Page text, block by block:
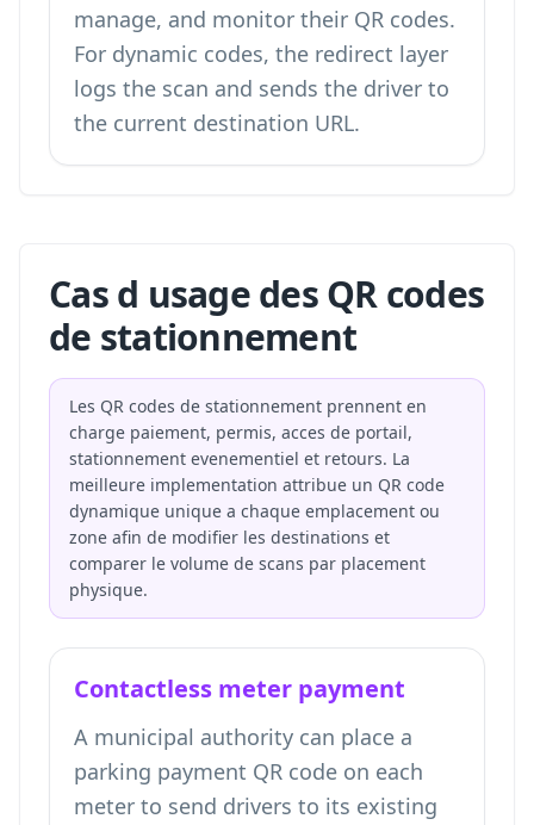
manage, and monitor their QR codes.
For dynamic codes, the redirect layer
logs the scan and sends the driver to
the current destination URL.
Cas d usage des QR codes
de stationnement
Les QR codes de stationnement prennent en
charge paiement, permis, acces de portail,
stationnement evenementiel et retours. La
meilleure implementation attribue un QR code
dynamique unique a chaque emplacement ou
zone afin de modifier les destinations et
comparer le volume de scans par placement
physique.
Contactless meter payment
A municipal authority can place a
parking payment QR code on each
meter to send drivers to its existing